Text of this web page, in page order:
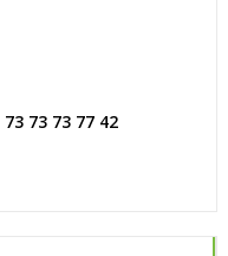
73 73 73 77 42